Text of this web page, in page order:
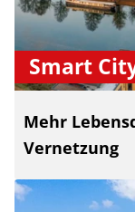
Smart
Mehr
Vernetzung